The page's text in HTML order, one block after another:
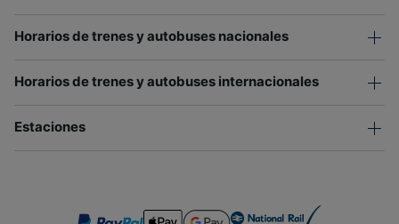
Horarios de trenes y autobuses nacionales
Horarios de trenes y autobuses internacionales
Estaciones